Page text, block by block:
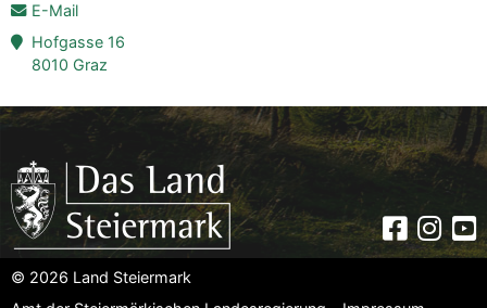
E-Mail
Hofgasse 16
8010 Graz
© 2026 Land Steiermark